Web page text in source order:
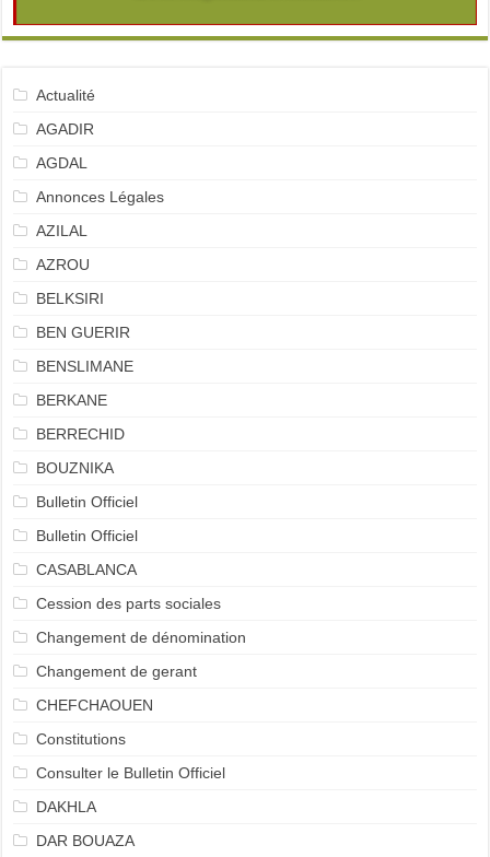
Actualité
AGADIR
AGDAL
Annonces Légales
AZILAL
AZROU
BELKSIRI
BEN GUERIR
BENSLIMANE
BERKANE
BERRECHID
BOUZNIKA
Bulletin Officiel
Bulletin Officiel
CASABLANCA
Cession des parts sociales
Changement de dénomination
Changement de gerant
CHEFCHAOUEN
Constitutions
Consulter le Bulletin Officiel
DAKHLA
DAR BOUAZA